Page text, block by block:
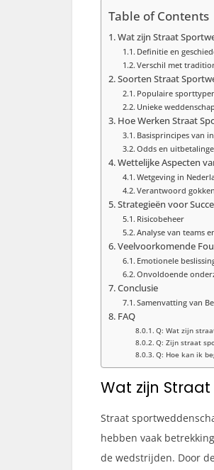
Table of Contents
Wat zijn Straat
Definitie en
Verschil met
Soorten Straat
Populaire
Unieke
Hoe Werken Straat
Basisprincipes van
Odds en
Wettelijke Aspecten
Wetgeving in
Verantwoord
Strategieën voor
Risicobeheer
Analyse van teams
Veelvoorkomende
Emotionele
Onvoldoende
Conclusie
Samenvatting van
FAQ
Q: Wat zijn
Q: Zijn straat
Q: Hoe kan ik
Wat zijn
Straat
hebben vaak
de wedstrijden. Door